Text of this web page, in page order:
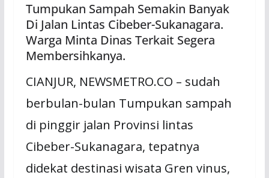
Tumpukan Sampah Semakin Banyak
Di Jalan Lintas Cibeber-Sukanagara.
Warga Minta Dinas Terkait Segera
Membersihkanya.
CIANJUR, NEWSMETRO.CO – sudah
berbulan-bulan Tumpukan sampah
di pinggir jalan Provinsi lintas
Cibeber-Sukanagara, tepatnya
didekat destinasi wisata Gren vinus,